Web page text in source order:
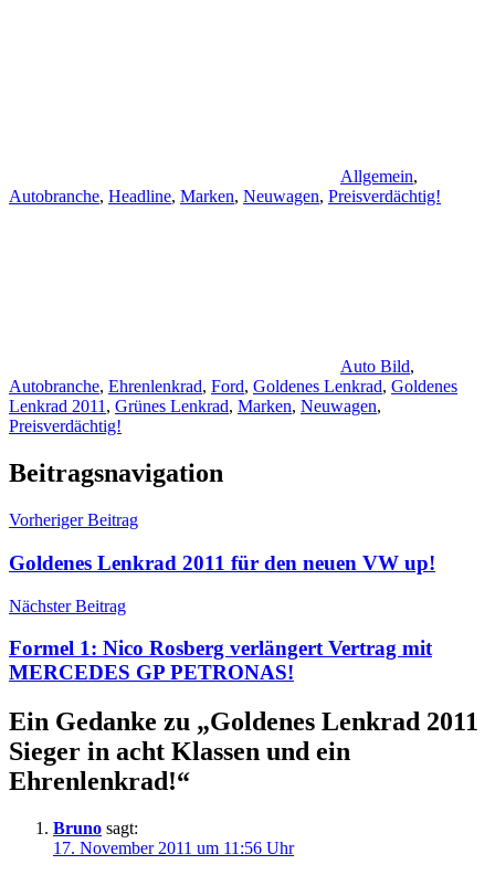
Allgemein,
Autobranche, Headline, Marken, Neuwagen, Preisverdächtig!
Auto Bild,
Autobranche, Ehrenlenkrad, Ford, Goldenes Lenkrad, Goldenes
Lenkrad 2011 , Grünes Lenkrad, Marken, Neuwagen,
Preisverdächtig!
Beitragsnavigation
Vorheriger Beitrag
Goldenes Lenkrad 2011 für den neuen VW up!
Nächster Beitrag
Formel 1: Nico Rosberg verlängert Vertrag mit
MERCEDES GP PETRONAS!
Ein Gedanke zu „Goldenes Lenkrad 2011
Sieger in acht Klassen und ein
Ehrenlenkrad!“
Bruno sagt:
17. November 2011 um 11:56 Uhr